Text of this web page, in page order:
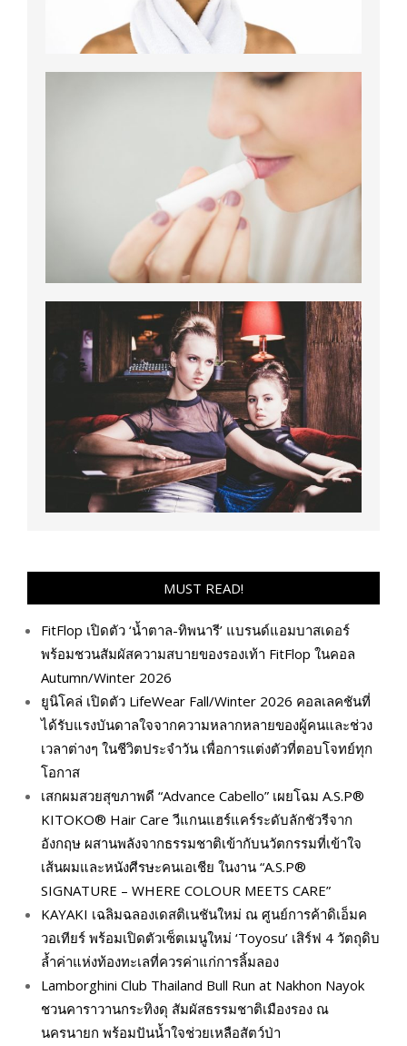
MUST READ!
FitFlop เปิดตัว ‘น้ำตาล-ทิพนารี’ แบรนด์แอมบาสเดอร์
พร้อมชวนสัมผัสความสบายของรองเท้า FitFlop ในคอล
Autumn/Winter 2026
ยูนิโคล่ เปิดตัว LifeWear Fall/Winter 2026 คอลเลคชันที่
ได้รับแรงบันดาลใจจากความหลากหลายของผู้คนและช่วง
เวลาต่างๆ ในชีวิตประจำวัน เพื่อการแต่งตัวที่ตอบโจทย์ทุก
โอกาส
เสกผมสวยสุขภาพดี “Advance Cabello” เผยโฉม A.S.P®
KITOKO® Hair Care วีแกนแฮร์แคร์ระดับลักชัวรีจาก
อังกฤษ ผสานพลังจากธรรมชาติเข้ากับนวัตกรรมที่เข้าใจ
เส้นผมและหนังศีรษะคนเอเชีย ในงาน “A.S.P®
SIGNATURE – WHERE COLOUR MEETS CARE”
KAYAKI เฉลิมฉลองเดสติเนชันใหม่ ณ ศูนย์การค้าดิเอ็มค
วอเทียร์ พร้อมเปิดตัวเซ็ตเมนูใหม่ ‘Toyosu’ เสิร์ฟ 4 วัตถุดิบ
ล้ำค่าแห่งท้องทะเลที่ควรค่าแก่การลิ้มลอง
Lamborghini Club Thailand Bull Run at Nakhon Nayok
ชวนคาราวานกระทิงดุ สัมผัสธรรมชาติเมืองรอง ณ
นครนายก พร้อมปันน้ำใจช่วยเหลือสัตว์ป่า